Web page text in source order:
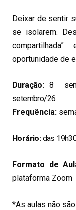
Deixar de sentir
se isolarem.
oportunidade de
Duração:8
setembro/26
Frequência:
Horário:das
Formato de
plataforma Zoom
*As aulas não